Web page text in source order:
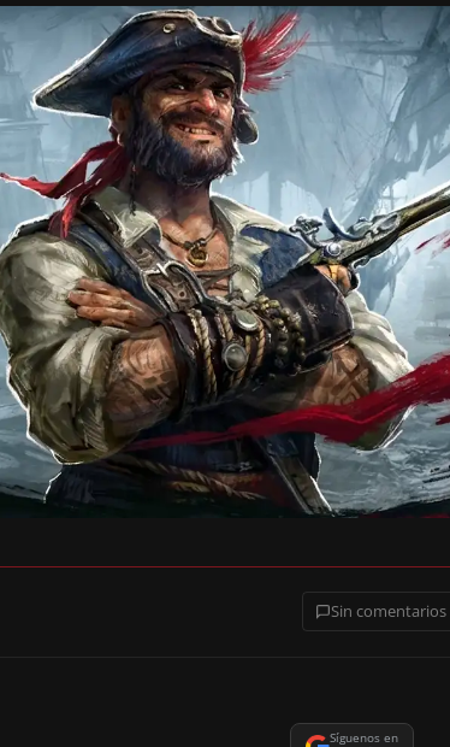
Sin comentarios
Síguenos en